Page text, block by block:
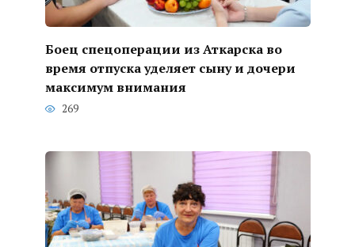
Боец спецоперации из Аткарска во
время отпуска уделяет сыну и дочери
максимум внимания
269